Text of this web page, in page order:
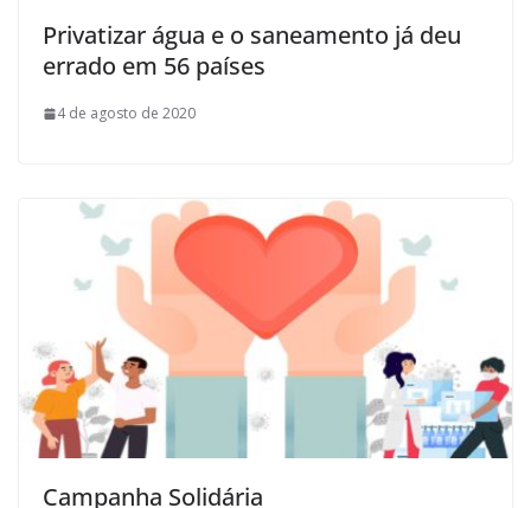
Privatizar água e o saneamento já deu
errado em 56 países
4 de agosto de 2020
Campanha Solidária